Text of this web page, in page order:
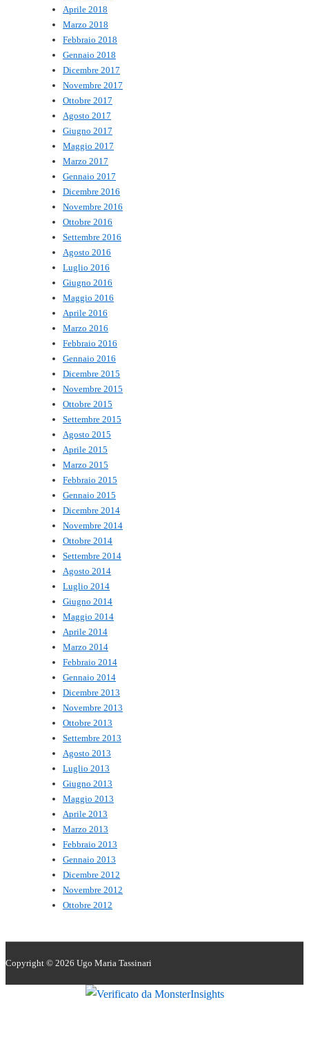
Aprile 2018
Marzo 2018
Febbraio 2018
Gennaio 2018
Dicembre 2017
Novembre 2017
Ottobre 2017
Agosto 2017
Giugno 2017
Maggio 2017
Marzo 2017
Gennaio 2017
Dicembre 2016
Novembre 2016
Ottobre 2016
Settembre 2016
Agosto 2016
Luglio 2016
Giugno 2016
Maggio 2016
Aprile 2016
Marzo 2016
Febbraio 2016
Gennaio 2016
Dicembre 2015
Novembre 2015
Ottobre 2015
Settembre 2015
Agosto 2015
Aprile 2015
Marzo 2015
Febbraio 2015
Gennaio 2015
Dicembre 2014
Novembre 2014
Ottobre 2014
Settembre 2014
Agosto 2014
Luglio 2014
Giugno 2014
Maggio 2014
Aprile 2014
Marzo 2014
Febbraio 2014
Gennaio 2014
Dicembre 2013
Novembre 2013
Ottobre 2013
Settembre 2013
Agosto 2013
Luglio 2013
Giugno 2013
Maggio 2013
Aprile 2013
Marzo 2013
Febbraio 2013
Gennaio 2013
Dicembre 2012
Novembre 2012
Ottobre 2012
Copyright © 2026 Ugo Maria Tassinari